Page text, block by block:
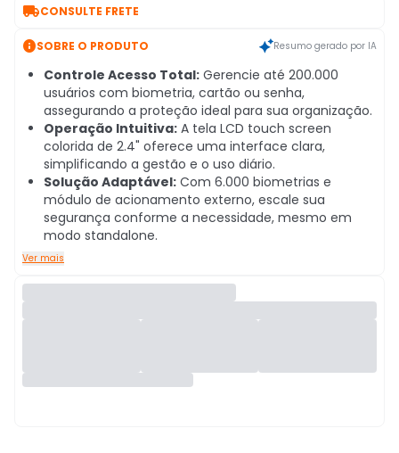
CONSULTE FRETE
SOBRE O PRODUTO Resumo gerado por IA
Controle Acesso Total: Gerencie até 200.000
usuários com biometria, cartão ou senha,
assegurando a proteção ideal para sua organização.
Operação Intuitiva: A tela LCD touch screen
colorida de 2.4" oferece uma interface clara,
simplificando a gestão e o uso diário.
Solução Adaptável: Com 6.000 biometrias e
módulo de acionamento externo, escale sua
segurança conforme a necessidade, mesmo em
modo standalone.
Ver mais